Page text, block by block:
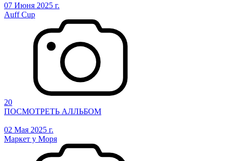
07 Июня 2025 г.
Auff Cup
20
ПОСМОТРЕТЬ АЛЛЬБОМ
02 Мая 2025 г.
Маркет у Моря